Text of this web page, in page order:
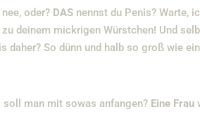
oder? DAS nennst du Penis? Warte,
deinem mickrigen Würstchen! Und
daher? So dünn und halb so groß wie ein
man mit sowas anfangen? Eine Frau